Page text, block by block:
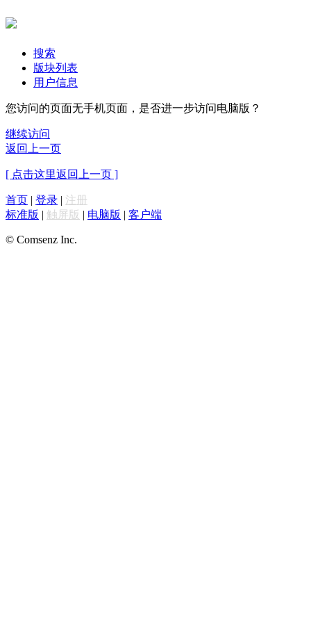
搜索
版块列表
用户信息
您访问的页面无手机页面，是否进一步访问电脑版？
继续访问
返回上一页
[ 点击这里返回上一页 ]
首页 | 登录 | 注册
标准版 | 触屏版 | 电脑版 | 客户端
© Comsenz Inc.